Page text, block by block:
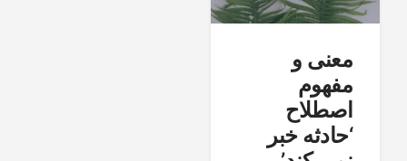
معنی و
مفهوم
اصطلاح
‘حادثه خبر